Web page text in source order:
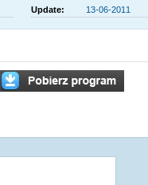
Update: 13-06-2011